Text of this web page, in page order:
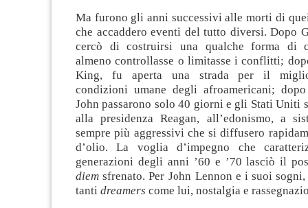
Ma furono gli anni successivi alle morti di
che accaddero eventi del tutto diversi. Dopo
cercò di costruirsi una qualche forma di
almeno controllasse o limitasse i conflitti;
King, fu aperta una strada per il
condizioni umane degli afroamericani;
John passarono solo 40 giorni e gli Stati Uniti
alla presidenza Reagan, all’edonismo, a
sempre più aggressivi che si diffusero
d’olio. La voglia d’impegno che
generazioni degli anni ’60 e ’70 lasciò il
diem sfrenato. Per John Lennon e i suoi
tanti dreamers come lui, nostalgia e